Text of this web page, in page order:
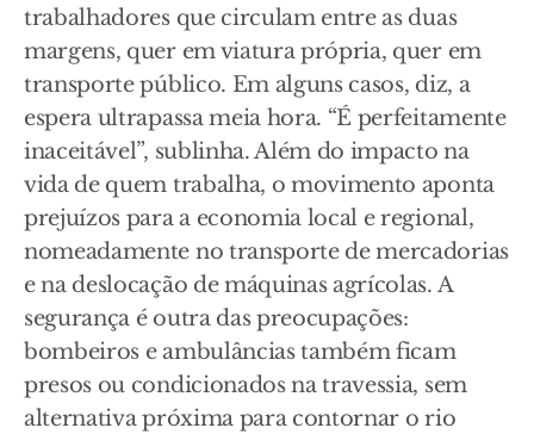
trabalhadores que circulam entre as duas
margens, quer em viatura própria, quer em
transporte público. Em alguns casos, diz, a
espera ultrapassa meia hora. “É perfeitamente
inaceitável”, sublinha. Além do impacto na
vida de quem trabalha, o movimento aponta
prejuízos para a economia local e regional,
nomeadamente no transporte de mercadorias
e na deslocação de máquinas agrícolas. A
segurança é outra das preocupações:
bombeiros e ambulâncias também ficam
presos ou condicionados na travessia, sem
alternativa próxima para contornar o rio